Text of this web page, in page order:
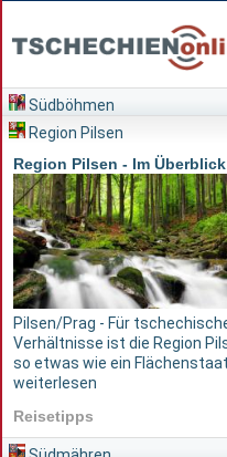
Südböhmen
Region Pilsen
Region Pilsen - Im Überblick
Pilsen/Prag - Für
Verhältnisse ist die Region
so etwas wie ein
weiterlesen
Reisetipps